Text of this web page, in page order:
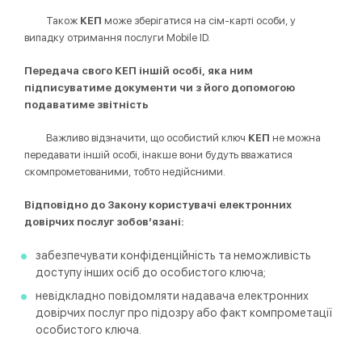
Також КЕП може зберігатися на сім-карті особи, у
випадку отримання послуги Mobile ID.
Передача свого КЕП іншій особі, яка ним
підписуватиме документи чи з його допомогою
подаватиме звітність
Важливо відзначити, що особистий ключ КЕП не можна
передавати іншій особі, інакше вони будуть вважатися
скомпрометованими, тобто недійсними.
Відповідно до Закону користувачі електронних
довірчих послуг зобов’язані:
забезпечувати конфіденційність та неможливість
доступу інших осіб до особистого ключа;
невідкладно повідомляти надавача електронних
довірчих послуг про підозру або факт компрометації
особистого ключа.